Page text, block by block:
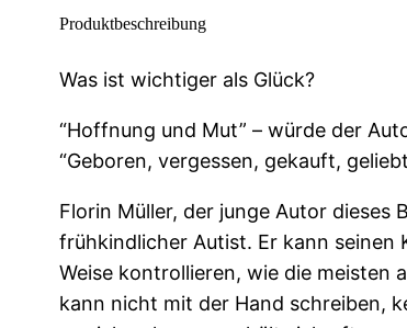
o
e
n
v
e
r
g
Produktbeschreibung
Was ist wichtiger als Glück?
“Hoffnung und Mut” – würde der
“Geboren, vergessen, gekauft,
Florin Müller, der junge Autor dieses
frühkindlicher Autist. Er kann seinen
Weise kontrollieren, wie die meisten
kann nicht mit der Hand schreiben,